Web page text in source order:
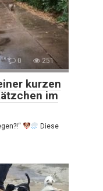
0 251
kurzen
im
Diese